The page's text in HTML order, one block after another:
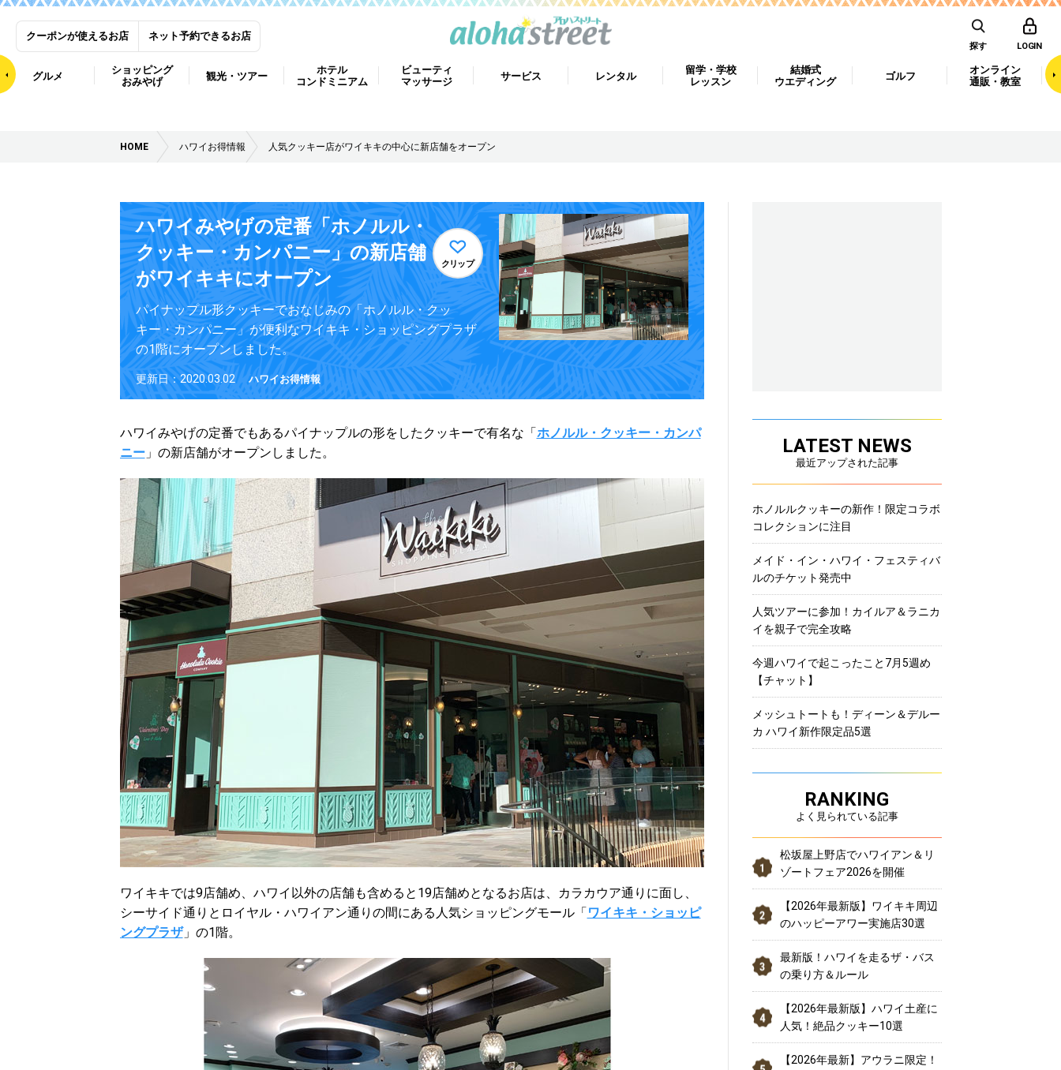
クーポンが使えるお店 ネット予約できるお店
探す LOGIN
グルメ
ショッピング
おみやげ
観光・ツアー
ホテル
コンドミニアム
ビューティ
マッサージ
サービス レンタル
留学・学校
レッスン
結婚式
ウエディング
ゴルフ
オンライン
通販・教室
HOME ハワイお得情報 人気クッキー店がワイキキの中心に新店舗をオープン
ハワイみやげの定番「ホノルル・
クッキー・カンパニー」の新店舗
がワイキキにオープン
クリップ
パイナップル形クッキーでおなじみの「ホノルル・クッ
キー・カンパニー」が便利なワイキキ・ショッピングプラザ
の1階にオープンしました。
更新日：2020.03.02 ハワイお得情報
ハワイみやげの定番でもあるパイナップルの形をしたクッキーで有名な「ホノルル・クッキー・カンパ
ニー」の新店舗がオープンしました。
ワイキキでは9店舗め、ハワイ以外の店舗も含めると19店舗めとなるお店は、カラカウア通りに面し、
シーサイド通りとロイヤル・ハワイアン通りの間にある人気ショッピングモール「ワイキキ・ショッピ
ングプラザ」の1階。
LATEST NEWS
最近アップされた記事
ホノルルクッキーの新作！限定コラボ
コレクションに注目
メイド・イン・ハワイ・フェスティバ
ルのチケット発売中
人気ツアーに参加！カイルア＆ラニカ
イを親子で完全攻略
今週ハワイで起こったこと7月5週め
【チャット】
メッシュトートも！ディーン＆デルー
カ ハワイ新作限定品5選
RANKING
よく見られている記事
松坂屋上野店でハワイアン＆リ
ゾートフェア2026を開催
【2026年最新版】ワイキキ周辺
のハッピーアワー実施店30選
最新版！ハワイを走るザ・バス
の乗り方＆ルール
【2026年最新版】ハワイ土産に
人気！絶品クッキー10選
【2026年最新】アウラニ限定！